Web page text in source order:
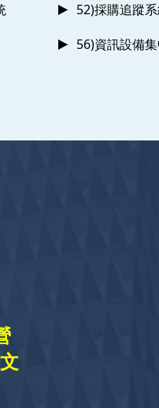
52)採購追蹤
56)資訊設備